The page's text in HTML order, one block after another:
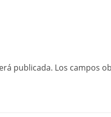
publicada. Los campos